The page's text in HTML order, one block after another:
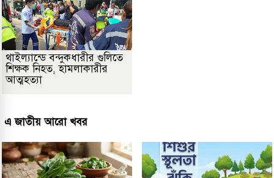
থাইল্যান্ডে বন্দুকধারীর গুলিতে
শিক্ষক নিহত, হামলাকারীর
আত্মহত্যা
এ জাতীয় আরো খবর